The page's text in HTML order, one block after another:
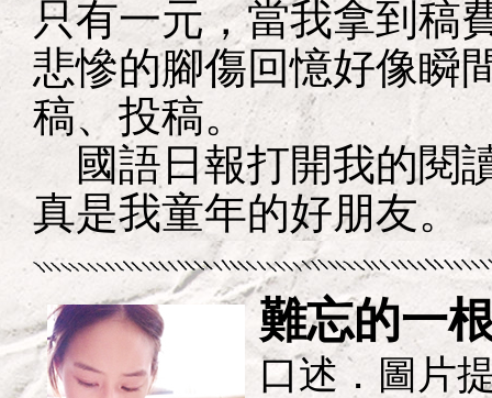
只有一元，當我拿到稿
悲慘的腳傷回憶好像瞬
稿、投稿。
國語日報打開我的閱
真是我童年的好朋友。
難忘的
口述．圖片